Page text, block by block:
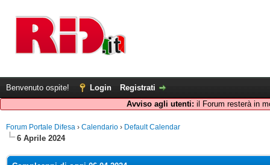
Benvenuto ospite! Login
Registrati
Avviso agli utenti: il Forum resterà in
Forum Portale Difesa › Calendario › Default Calendar
6 Aprile 2024